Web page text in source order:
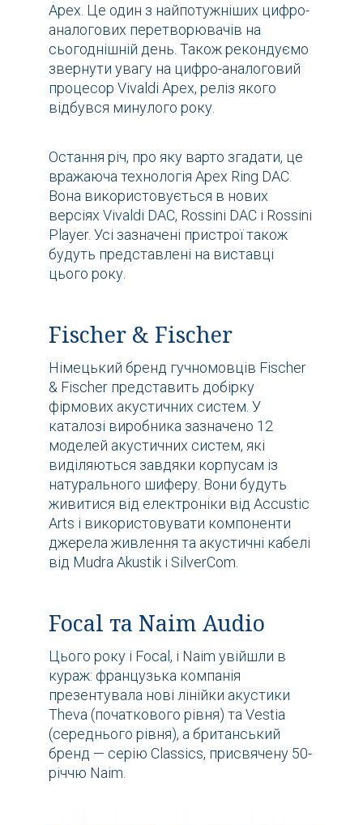
Apex. Це один з найпотужніших цифро-
аналогових перетворювачів на
сьогоднішній день. Також рекондуємо
звернути увагу на цифро-аналоговий
процесор Vivaldi Apex, реліз якого
відбувся минулого року.
Остання річ, про яку варто згадати, це
вражаюча технологія Apex Ring DAC.
Вона використовується в нових
версіях Vivaldi DAC, Rossini DAC і Rossini
Player. Усі зазначені пристрої також
будуть представлені на виставці
цього року.
Fischer & Fischer
Німецький бренд гучномовців Fischer
& Fischer представить добірку
фірмових акустичних систем. У
каталозі виробника зазначено 12
моделей акустичних систем, які
виділяються завдяки корпусам із
натурального шиферу. Вони будуть
живитися від електроніки від Accustic
Arts і використовувати компоненти
джерела живлення та акустичні кабелі
від Mudra Akustik і SilverCom.
Focal та Naim Audio
Цього року і Focal, і Naim увійшли в
кураж: французька компанія
презентувала нові лінійки акустики
Theva (початкового рівня) та Vestia
(середнього рівня), а британський
бренд — серію Classics, присвячену 50-
річчю Naim.